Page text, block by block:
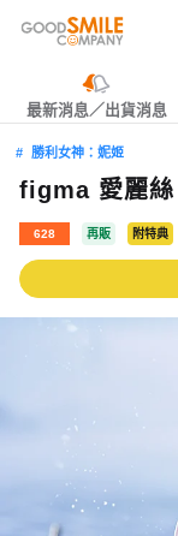
最新消息／出貨消息
勝利女神：妮姬
figma 愛麗絲
628 再販 附特典